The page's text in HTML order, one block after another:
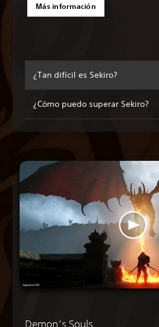
Más información
¿Tan difícil es Sekiro?
¿Cómo puedo superar Sekiro?
Demon’s Souls